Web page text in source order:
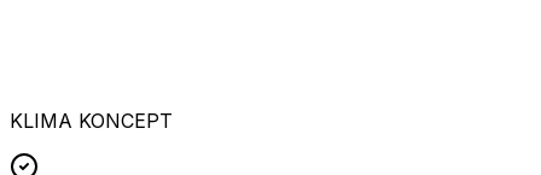
KLIMA KONCEPT